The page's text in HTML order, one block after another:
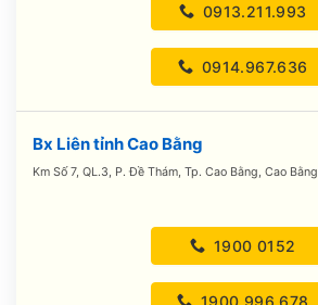
0913.211.993
0914.967.636
Bx Liên tỉnh Cao Bằng
Km Số 7, QL.3, P. Đề Thám, Tp. Cao Bằng, Cao Bằng
1900 0152
1900.996.678